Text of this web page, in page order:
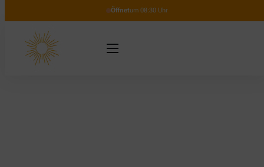
Öffnetum 08:30 Uhr